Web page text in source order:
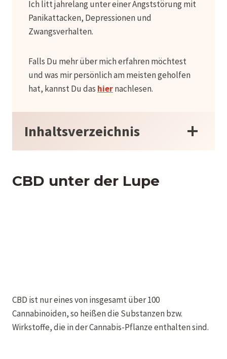
Ich litt jahrelang unter einer Angststörung mit
Panikattacken, Depressionen und
Zwangsverhalten.
Falls Du mehr über mich erfahren möchtest
und was mir persönlich am meisten geholfen
hat, kannst Du das hiernachlesen.
Inhaltsverzeichnis
CBD unter der Lupe
CBD ist nur eines von insgesamt über 100
Cannabinoiden, so heißen die Substanzen bzw.
Wirkstoffe, die in der Cannabis-Pflanze enthalten sind.